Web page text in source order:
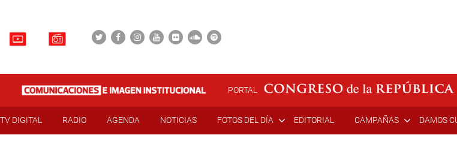
PORTAL
TV DIGITAL RADIO AGENDA NOTICIAS FOTOS DEL DÍA EDITORIAL CAMPAÑAS DAMOS